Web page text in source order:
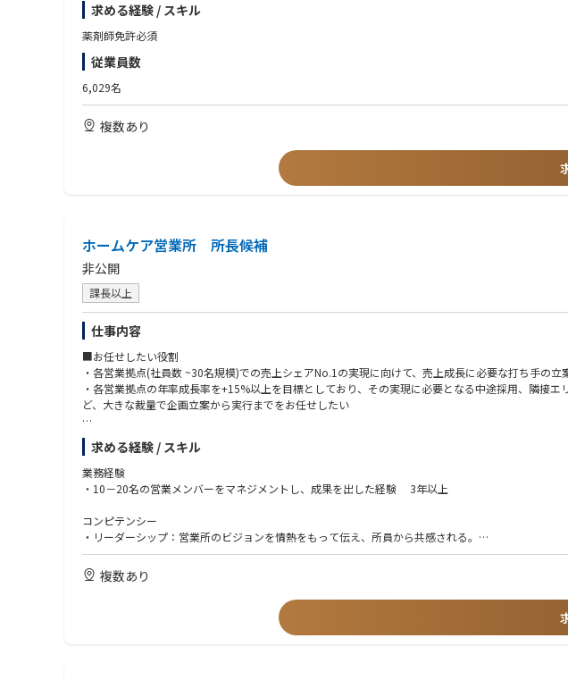
求める経験 / スキル
薬剤師免許必須
従業員数
6,029名
複数あり
ホームケア営業所 所長候補
非公開
課長以上
仕事内容
■お任せしたい役割
・各営業拠点(社員数 ~30名規模)での売上シェアNo.1の実現に向けて、売上成長に必要な打ち手の
・各営業拠点の年率成長率を+15%以上を目標としており、その実現に必要となる中途採用、隣接
ど、大きな裁量で企画立案から実行までをお任せしたい
■アカウンタビリティ
・社員のEX（社員の仕事のやりがい）を高め、お客様（ケアマネージャー、ご利用者・家族）のCX
・事業本部のビジョンを言語化し、各現場に浸透させ、社員の行動変容を迅速に進める
・業務プロセスの継続的なカイゼンを行う仕組みを作り、事実・データに基づき、生産性を大幅に高
■得られる経験
る経験
・全社では社員数2,500名程度ではありながら、大変革を圧倒的スピードで実施しており、急速な
・日本の社会保障の持続性が国としての最重要テーマであるなか、介護ビジネスというコアの領域
・年齢問わず実力で評価される人事制度の中で、大きな変革を成し遂げていく経験 (現在、全体で
求める経験 / スキル
業務経験
・10－20名の営業メンバーをマネジメントし、成果を出した経験 3年以上
コンピテンシー
・リーダーシップ：営業所のビジョンを情熱をもって伝え、所員から共感される。
・チームワーク：メンバーやお客様の話を傾聴し、相手の成長のため耳の痛い事も伝える。
・達成指向性：業務目標の達成に情熱を持ち、達成に向けた具体的な活動を決め、やり抜く。
・イノベーション：日々のカイゼンを継続的に行い、効果を可視化する。
・社員とお客様が原点：顧客価値と顧客価値を生む社員へやりがいを感じさせ、お客様価値向上に
複数あり